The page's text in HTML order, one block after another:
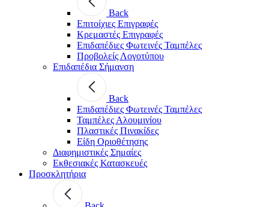
Back
Επιτοίχιες Επιγραφές
Κρεμαστές Επιγραφές
Επιδαπέδιες Φωτεινές Ταμπέλες
Προβολείς Λογοτύπου
Επιδαπέδια Σήμανση
Back
Επιδαπέδιες Φωτεινές Ταμπέλες
Ταμπέλες Αλουμινίου
Πλαστικές Πινακίδες
Είδη Οριοθέτησης
Διαφημιστικές Σημαίες
Εκθεσιακές Κατασκευές
Προσκλητήρια